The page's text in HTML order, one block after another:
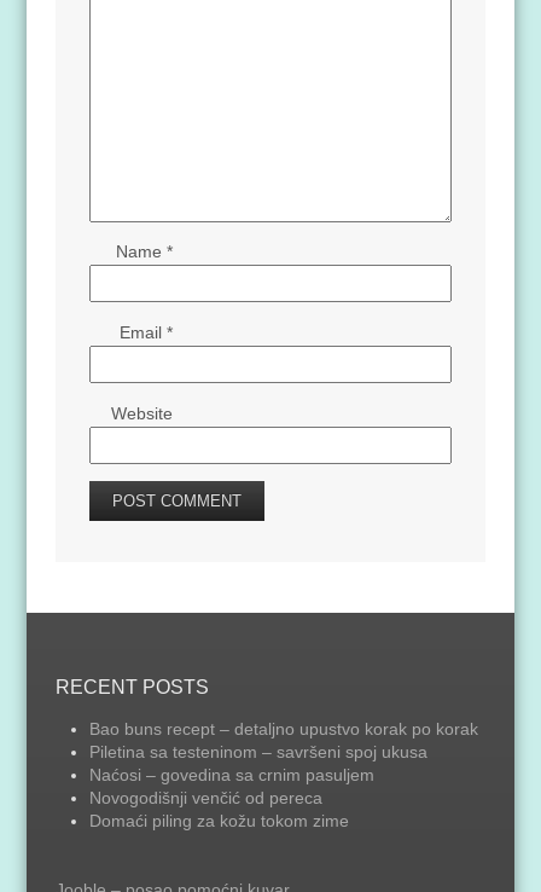
Name *
Email *
Website
RECENT POSTS
Bao buns recept – detaljno upustvo korak po korak
Piletina sa testeninom – savršeni spoj ukusa
Naćosi – govedina sa crnim pasuljem
Novogodišnji venčić od pereca
Domaći piling za kožu tokom zime